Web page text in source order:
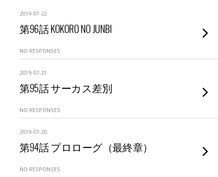
2019-07-22
第96話 KOKORO NO JUNBI
NO RESPONSES
2019-07-21
第95話 サーカス差別
NO RESPONSES
2019-07-20
第94話 プロローグ（最終章）
NO RESPONSES